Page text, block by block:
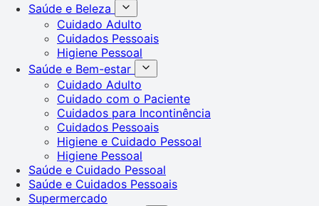
Saúde e Beleza
Cuidado Adulto
Cuidados Pessoais
Higiene Pessoal
Saúde e Bem-estar
Cuidado Adulto
Cuidado com o Paciente
Cuidados para Incontinência
Cuidados Pessoais
Higiene e Cuidado Pessoal
Higiene Pessoal
Saúde e Cuidado Pessoal
Saúde e Cuidados Pessoais
Supermercado